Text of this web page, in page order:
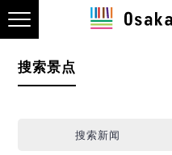
搜索景点
搜索新闻